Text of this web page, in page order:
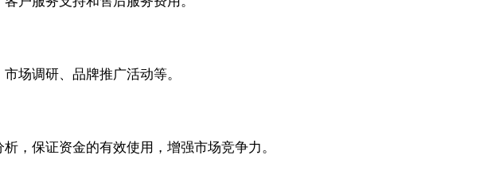
场调研、品牌推广活动等。
，保证资金的有效使用，增强市场竞争力。